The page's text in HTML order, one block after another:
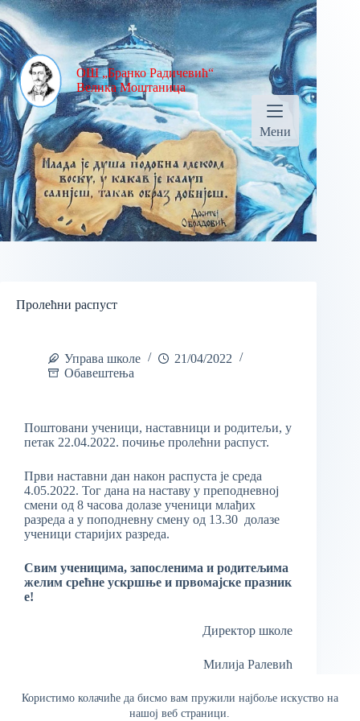
Користимо колачиће да бисмо вам пружили најбоље искуство на
нашој веб страници.
ОШ „Бранко Радичевић“
Велика Моштаница
Мени
Пролећни распуст
Управа школе
21/04/2022
Обавештења
Поштовани ученици, наставници и родитељи, у
петак 22.04.2022. почиње пролећни распуст.
Први наставни дан након распуста је среда
4.05.2022. Тог дана на наставу у преподневној
смени од 8 часова долазе ученици млађих
разреда а у поподневну смену од 13.30 долазе
ученици старијих разреда.
Свим ученицима, запосленима и родитељима
желим срећне ускршње и првомајске празник
е!
Директор школе
Милија Ралевић